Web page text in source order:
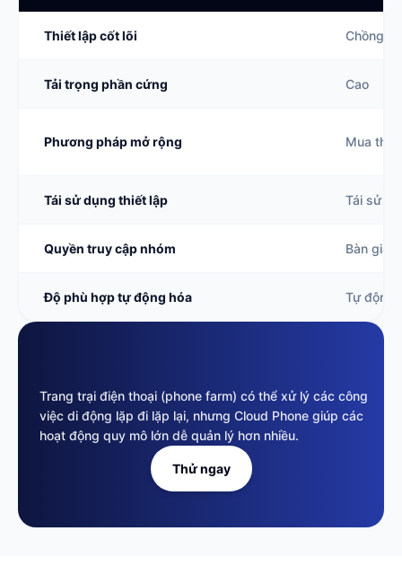
Thiết lập cốt lõi Chồng
Tải trọng phần cứng Cao
Phương pháp mở rộng Mua
Tái sử dụng thiết lập Tái sử
Quyền truy cập nhóm Bàn
Độ phù hợp tự động hóa Tự động
Trang trại điện thoại (phone farm) có thể xử lý các công
việc di động lặp đi lặp lại, nhưng Cloud Phone giúp các
hoạt động quy mô lớn dễ quản lý hơn nhiều.
Thử ngay